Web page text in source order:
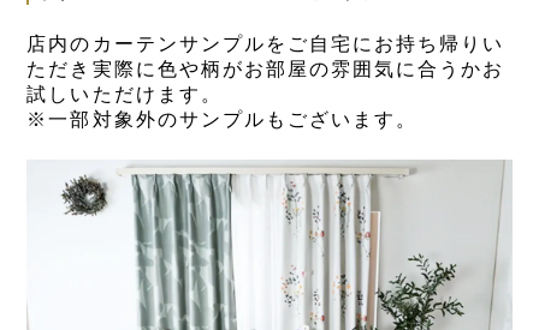
店内のカーテンサンプルをご自宅にお持ち帰りい
ただき実際に色や柄がお部屋の雰囲気に合うかお
試しいただけます。
※一部対象外のサンプルもございます。